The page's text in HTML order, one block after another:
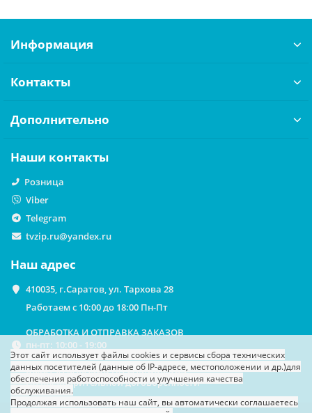
Этот сайт использует файлы cookies и сервисы сбора технических
данных посетителей (данные об IP-адресе, местоположении и др.)для
обеспечения работоспособности и улучшения качества
обслуживания.
Продолжая использовать наш сайт, вы автоматически соглашаетесь
Информация
Контакты
Дополнительно
Наши контакты
Розница
Viber
Telegram
tvzip.ru@yandex.ru
Наш адрес
410035, г.Саратов, ул. Тархова 28
Работаем с 10:00 до 18:00 Пн-Пт
ОБРАБОТКА И ОТПРАВКА ЗАКАЗОВ
пн-пт: 10:00 - 19:00
ВЫДАЧА ЗАКАЗОВ НА САМОВЫВОЗ
По предварительной договоренности